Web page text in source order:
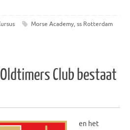
Morse Academy, ss Rotterdam
Club bestaat
en het